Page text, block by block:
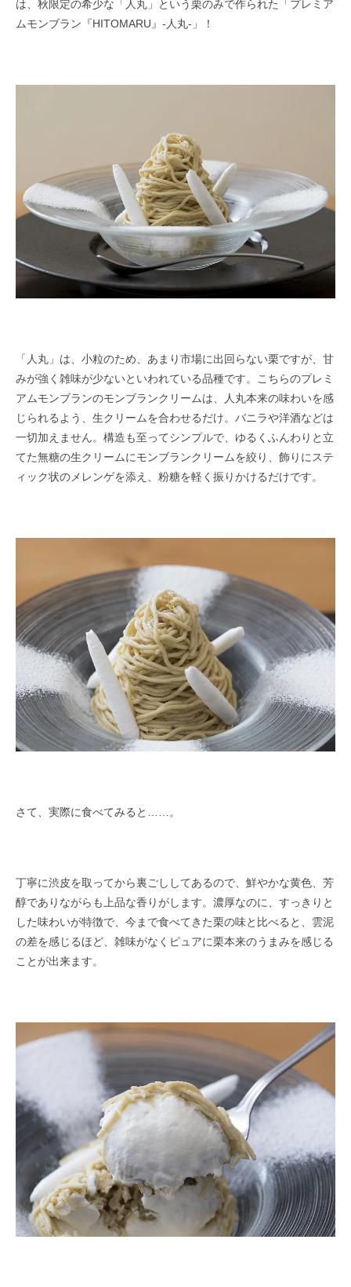
は、秋限定の希少な「人丸」という栗のみで作られた「プレミア
ムモンブラン『HITOMARU』-人丸-」！
「人丸」は、小粒のため、あまり市場に出回らない栗ですが、甘
みが強く雑味が少ないといわれている品種です。こちらのプレミ
アムモンブランのモンブランクリームは、人丸本来の味わいを感
じられるよう、生クリームを合わせるだけ。バニラや洋酒などは
一切加えません。構造も至ってシンプルで、ゆるくふんわりと立
てた無糖の生クリームにモンブランクリームを絞り、飾りにステ
ィック状のメレンゲを添え、粉糖を軽く振りかけるだけです。
さて、実際に食べてみると……。
丁寧に渋皮を取ってから裏ごししてあるので、鮮やかな黄色、芳
醇でありながらも上品な香りがします。濃厚なのに、すっきりと
した味わいが特徴で、今まで食べてきた栗の味と比べると、雲泥
の差を感じるほど、雑味がなくピュアに栗本来のうまみを感じる
ことが出来ます。